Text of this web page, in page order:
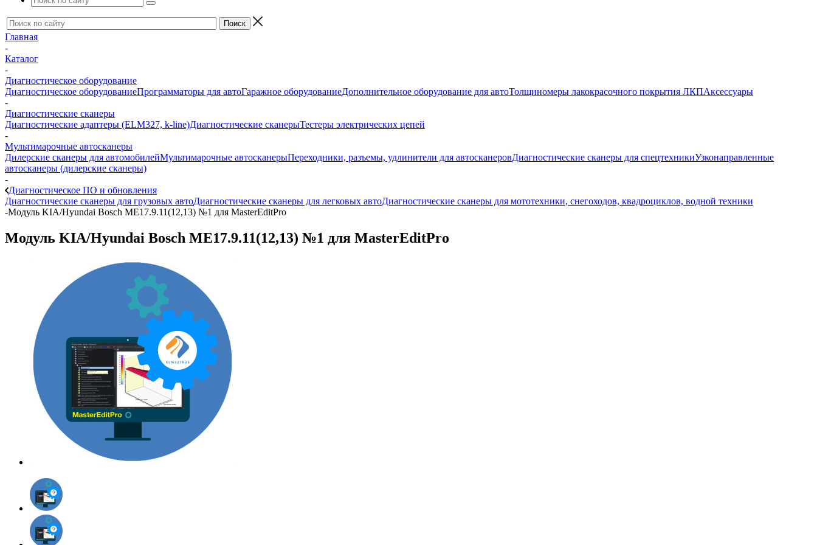
Главная
-
Каталог
-
Диагностическое оборудование
Диагностическое оборудованиеПрограмматоры для автоГаражное оборудованиеДополнительное оборудование для автоТолщиномеры лакокрасочного покрытия ЛКПАксессуары
-
Диагностические сканеры
Диагностические адаптеры (ELM327, k-line)Диагностические сканерыТестеры электрических цепей
-
Мультимарочные автосканеры
Дилерские сканеры для автомобилейМультимарочные автосканерыПереходники, разъемы, удлинители для автосканеровДиагностические сканеры для спецтехникиУзконаправленные
автосканеры (дилерские сканеры)
-
Диагностическое ПО и обновления
Диагностические сканеры для грузовых автоДиагностические сканеры для легковых автоДиагностические сканеры для мототехники, снегоходов, квадроциклов, водной техники
-Модуль KIA/Hyundai Bosch ME17.9.11(12,13) №1 для MasterEditPro
Модуль KIA/Hyundai Bosch ME17.9.11(12,13) №1 для MasterEditPro